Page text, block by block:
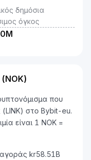
δημόσια
όγκος
που
(LINK) στο Bybit-eu.
είναι 1 NOK =
kr58.51B